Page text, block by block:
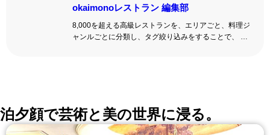
okaimonoレストラン 編集部
8,000を超える高級レストランを、エリアごと、料理ジ
ャンルごとに分類し、タグ絞り込みをすることで、 い
泊夕顔で芸術と美の世界に浸る。